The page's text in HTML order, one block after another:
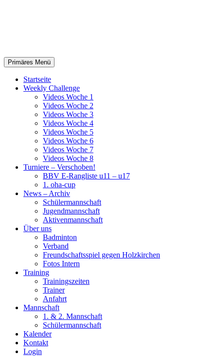
Suchen
Primäres Menü Springe
zum
Startseite
Weekly Challenge
Videos Woche 1
Videos Woche 2
Videos Woche 3
Videos Woche 4
Videos Woche 5
Videos Woche 6
Videos Woche 7
Videos Woche 8
Turniere – Verschoben!
BBV E-Rangliste u11 – u17
1. oha-cup
News – Archiv
Schülermannschaft
Jugendmannschaft
Aktivenmannschaft
Über uns
Badminton
Verband
Freundschaftsspiel gegen Holzkirchen
Fotos Intern
Training
Trainingszeiten
Trainer
Anfahrt
Mannschaft
1. & 2. Mannschaft
Schülermannschaft
Kalender
Kontakt
Login